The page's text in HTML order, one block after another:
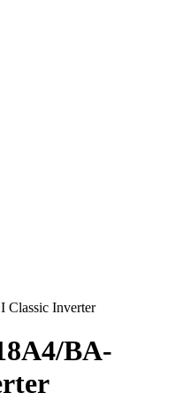
Inverter
BA-